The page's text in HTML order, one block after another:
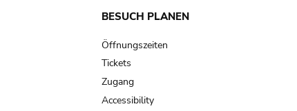
Main
navigation
BESUCH PLANEN
Öffnungszeiten
Tickets
Zugang
Accessibility